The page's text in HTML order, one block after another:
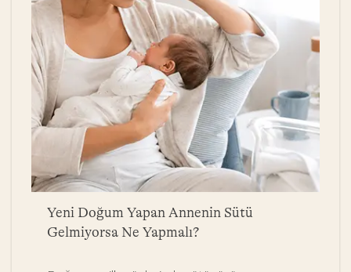
Yeni Doğum Yapan Annenin Sütü
Gelmiyorsa Ne Yapmalı?